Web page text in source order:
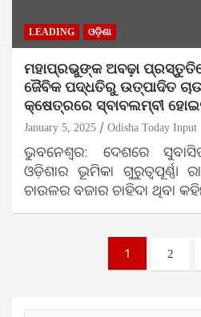
LEADING ଓଡ଼ିଶା
ମହାପ୍ରଭୁଙ୍କ ଅବଢ଼ା
ଜୈବିକ ପଦ୍ଧତିରୁ ଉତ୍ପାଦିତ
କ୍ଷେତ୍ରରେ ସ୍ବାବଲମ୍ବୀ
January 5, 2025 Odisha Today Input
ଭୁବନେଶ୍ବର: ଦେଶରେ
ଓଡ଼ିଶାର ଭୂମିକା ଗୁରୁତ୍ୱପୂର୍ଣ୍ଣ।
ଚାଉଳର ବଜାର ଚାହିଦା ଥିବା
1 2